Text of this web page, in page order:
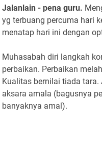
Jalanlain - pena guru.
yg terbuang percuma hari
menatap hari ini dengan
Muhasabah diri langkah
perbaikan. Perbaikan
Kualitas bernilai tiada
aksara amala (bagusnya
banyaknya amal).